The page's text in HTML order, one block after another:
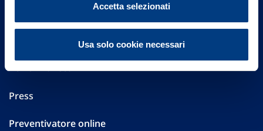
Accetta selezionati
Usa solo cookie necessari
Performances
Press
Preventivatore online